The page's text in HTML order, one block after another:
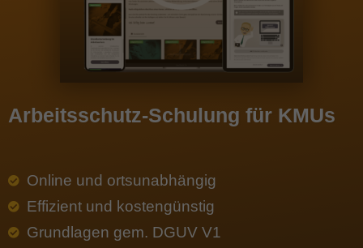
Arbeitsschutz-Schulung für KMUs
Online und ortsunabhängig
Effizient und kostengünstig
Grundlagen gem. DGUV V1